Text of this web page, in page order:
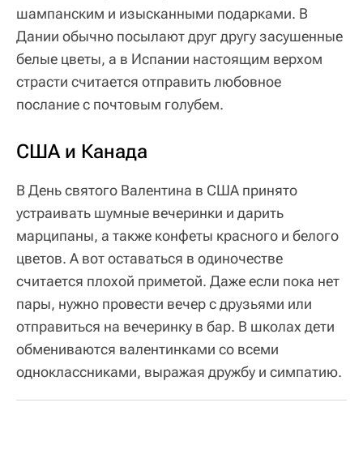
шампанским и изысканными подарками. В
Дании обычно посылают друг другу засушенные
белые цветы, а в Испании настоящим верхом
страсти считается отправить любовное
послание с почтовым голубем.
США и Канада
В День святого Валентина в США принято
устраивать шумные вечеринки и дарить
марципаны, а также конфеты красного и белого
цветов. А вот оставаться в одиночестве
считается плохой приметой. Даже если пока нет
пары, нужно провести вечер с друзьями или
отправиться на вечеринку в бар. В школах дети
обмениваются валентинками со всеми
одноклассниками, выражая дружбу и симпатию.